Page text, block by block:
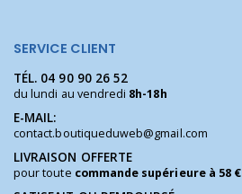
SERVICE CLIENT
TÉL. 04 90 90 26 52
du lundi au vendredi 8h-18h
E-MAIL:
contact.boutiqueduweb@gmail.com
LIVRAISON OFFERTE
pour toute commande supérieure à 58 €